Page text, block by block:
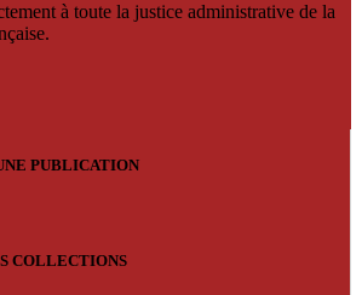
à toute la justice administrative de la
PUBLICATION
COLLECTIONS